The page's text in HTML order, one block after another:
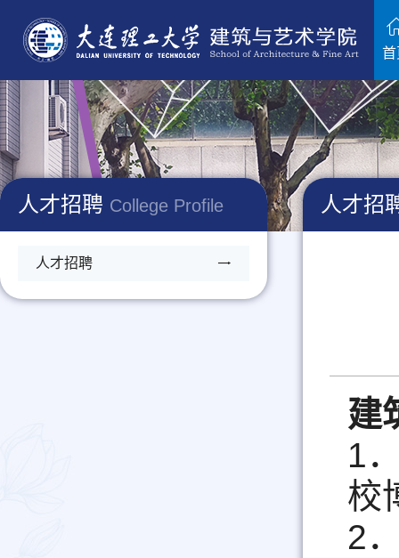
首
人才招聘 College Profile
人才招聘
人才招
建
1
校
2